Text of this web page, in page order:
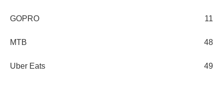
GOPRO 11
MTB 48
Uber Eats 49